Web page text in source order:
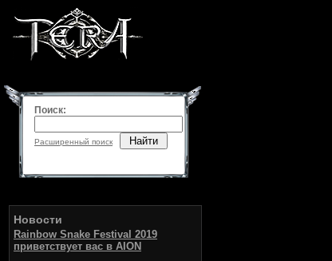
Поиск:
Расширенный поиск Найти
Новости
Rainbow Snake Festival 2019
приветствует вас в AION